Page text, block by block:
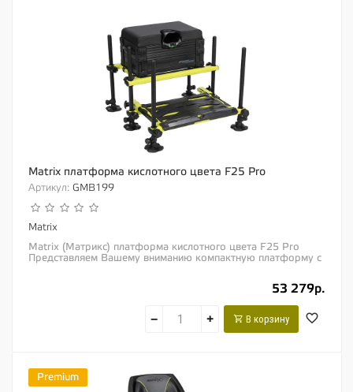
Matrix платформа кислотного цвета F25 Pro
Артикул: GMB199
Matrix
Matrix (Матрикс) платформа кислотного цвета F25 Pro
Представляем Вашему вниманию компактную платформу с
53 279р.
− + В корзину
Premium